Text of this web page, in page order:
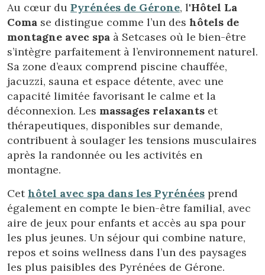
Au cœur du Pyrénées de Gérone, l'Hôtel La
Coma se distingue comme l’un des hôtels de
montagne avec spa à Setcases où le bien-être
s’intègre parfaitement à l’environnement naturel.
Sa zone d’eaux comprend piscine chauffée,
jacuzzi, sauna et espace détente, avec une
capacité limitée favorisant le calme et la
déconnexion. Les massages relaxants et
thérapeutiques, disponibles sur demande,
contribuent à soulager les tensions musculaires
après la randonnée ou les activités en
montagne.
Cethôtel avec spa dans les Pyrénées prend
également en compte le bien-être familial, avec
aire de jeux pour enfants et accès au spa pour
les plus jeunes. Un séjour qui combine nature,
repos et soins wellness dans l’un des paysages
les plus paisibles des Pyrénées de Gérone.